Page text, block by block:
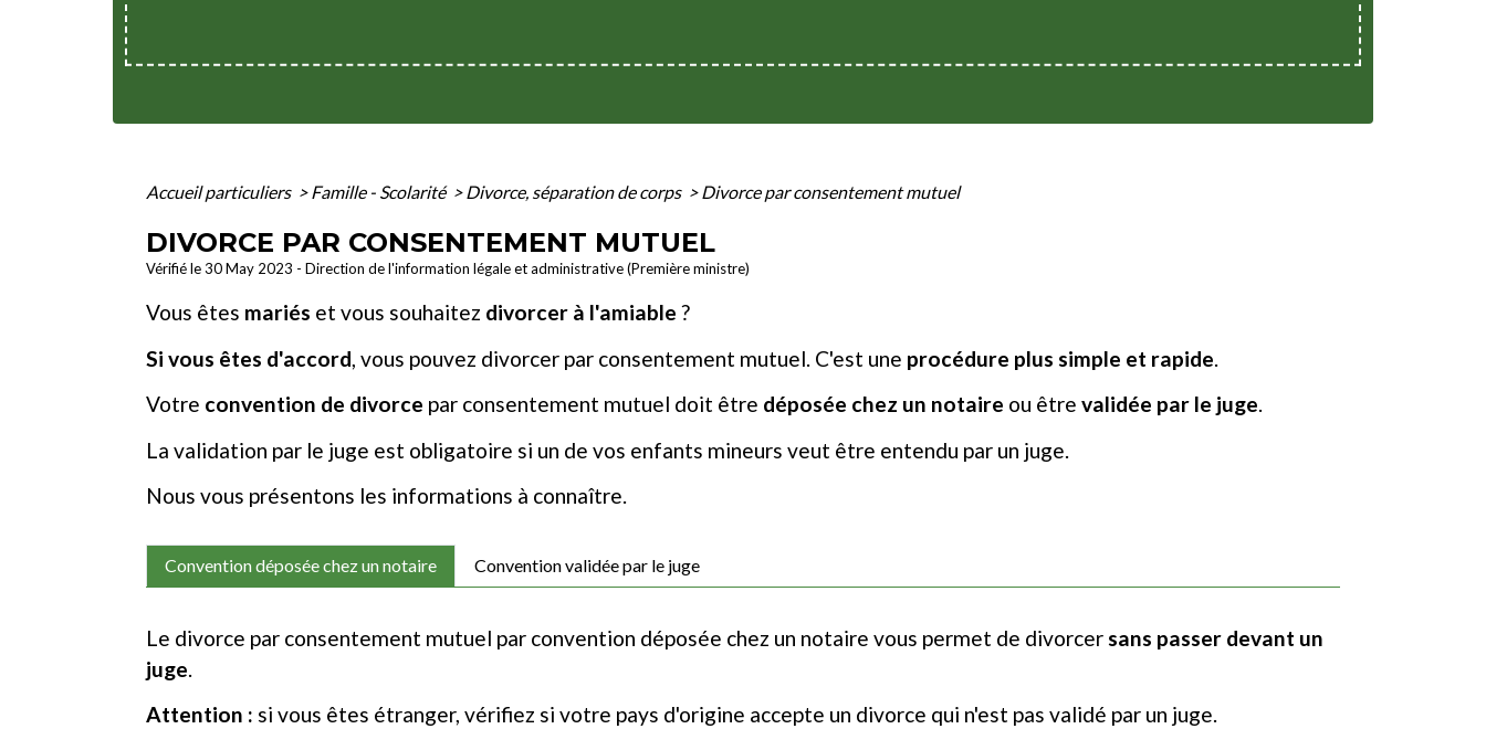
Accueil particuliers > Famille - Scolarité > Divorce, séparation de corps > Divorce par consentement mutuel
DIVORCE PAR CONSENTEMENT MUTUEL
Vérifié le 30 May 2023 - Direction de l'information légale et administrative (Première ministre)
Vous êtes mariés et vous souhaitez divorcer à l'amiable ?
Si vous êtes d'accord, vous pouvez divorcer par consentement mutuel. C'est une procédure plus simple et rapide.
Votre convention de divorce par consentement mutuel doit être déposée chez un notaire ou être validée par le juge.
La validation par le juge est obligatoire si un de vos enfants mineurs veut être entendu par un juge.
Nous vous présentons les informations à connaître.
Convention déposée chez un notaire Convention validée par le juge
Le divorce par consentement mutuel par convention déposée chez un notaire vous permet de divorcersans passer devant un
juge.
Attention : si vous êtes étranger, vérifiez si votre pays d'origine accepte un divorce qui n'est pas validé par un juge.